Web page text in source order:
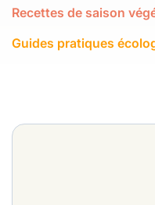
Recettes de saison
Guides pratiques